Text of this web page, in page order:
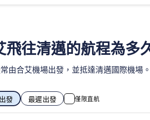
飛往清邁的航程為多
由合艾機場出發，並抵達清邁國際機場。
發 最遲出發 僅限直航